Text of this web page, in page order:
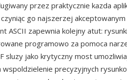
przez praktycznie kazda
go najszerzej
ASCII zapewnia kolejny atut:
programowo za pomoca
sluzy jako krytyczny most
precyzyjnych